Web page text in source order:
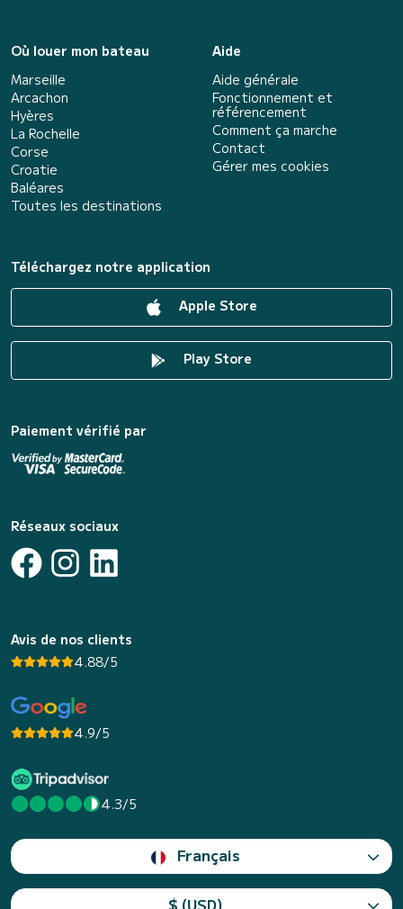
Où louer mon bateau
Marseille
Arcachon
Hyères
La Rochelle
Corse
Croatie
Baléares
Toutes les destinations
Aide
Aide générale
Fonctionnement et
référencement
Comment ça marche
Contact
Gérer mes cookies
Téléchargez notre application
Apple Store
Play Store
Paiement vérifié par
Réseaux sociaux
Avis de nos clients
4.88/5
4.9/5
4.3/5
Français